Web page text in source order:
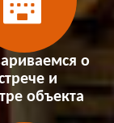
о
и
объекта